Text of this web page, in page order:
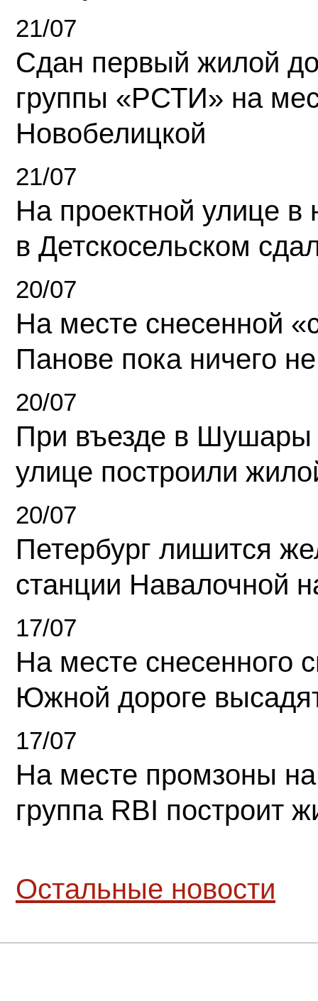
21/07
Сдан первый жилой
группы «РСТИ» на
Новобелицкой
21/07
На проектной улице
в Детскосельском
20/07
На месте снесенной
Панове пока ничего
20/07
При въезде в Шушары
улице построили
20/07
Петербург лишится
станции Навалочной
17/07
На месте снесенного
Южной дороге
17/07
На месте промзоны
группа RBI построит
Остальные новости